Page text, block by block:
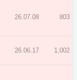
26.07.08 803
26.06.17 1,002